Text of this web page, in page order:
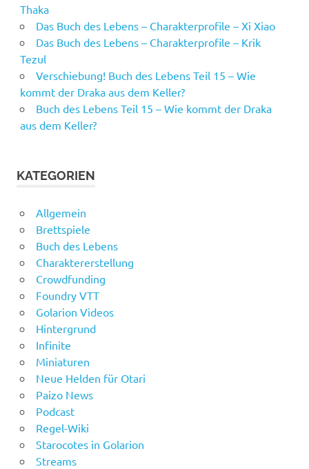
Thaka
Das Buch des Lebens – Charakterprofile – Xi Xiao
Das Buch des Lebens – Charakterprofile – Krik
Tezul
Verschiebung! Buch des Lebens Teil 15 – Wie
kommt der Draka aus dem Keller?
Buch des Lebens Teil 15 – Wie kommt der Draka
aus dem Keller?
KATEGORIEN
Allgemein
Brettspiele
Buch des Lebens
Charaktererstellung
Crowdfunding
Foundry VTT
Golarion Videos
Hintergrund
Infinite
Miniaturen
Neue Helden für Otari
Paizo News
Podcast
Regel-Wiki
Starocotes in Golarion
Streams